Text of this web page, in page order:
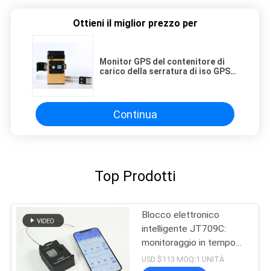
Ottieni il miglior prezzo per
Monitor GPS del contenitore di
carico della serratura di iso GPS
Continua
Top Prodotti
Blocco elettronico
intelligente JT709C:
monitoraggio in tempo
reale e sblocco remoto
USD $113 MOQ:1 UNITÀ